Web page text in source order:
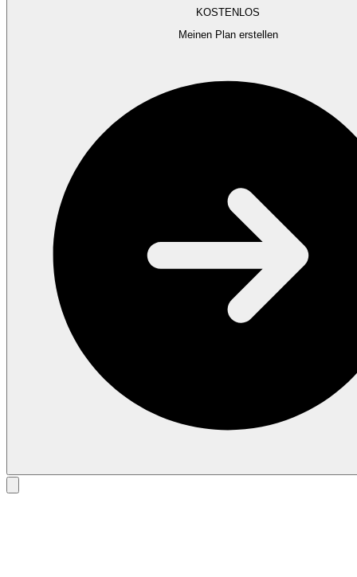
KOSTENLOS
Meinen Plan erstellen